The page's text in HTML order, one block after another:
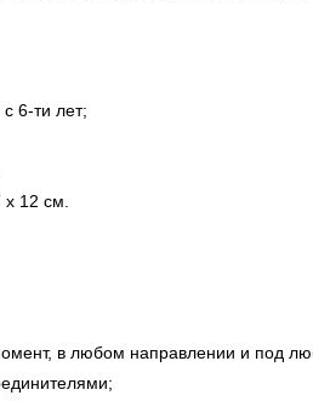
6-ти лет;
12 см.
в любом направлении и под